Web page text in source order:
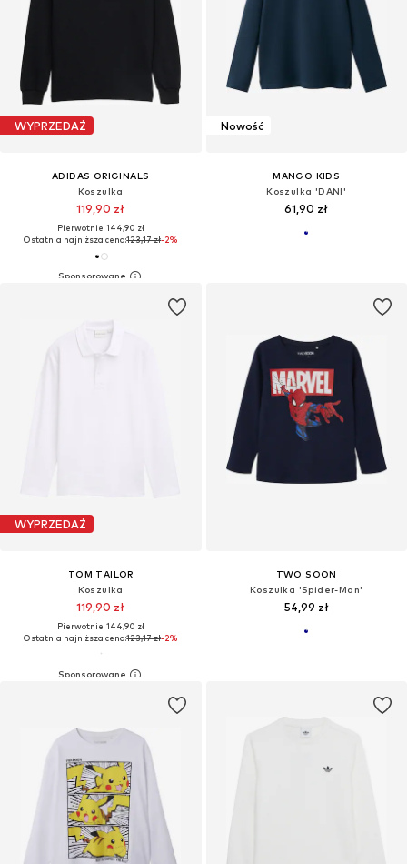
WYPRZEDAŻ
ADIDAS ORIGINALS
Koszulka
119,90 zł
Pierwotnie: 144,90 zł
Ostatnia najniższa cena:123,17 zł-2%
Nowość
MANGO KIDS
Koszulka 'DANI'
61,90 zł
WYPRZEDAŻ
TOM TAILOR
Koszulka
119,90 zł
Pierwotnie: 144,90 zł
Ostatnia najniższa cena:123,17 zł-2%
TWO SOON
Koszulka 'Spider-Man'
54,99 zł